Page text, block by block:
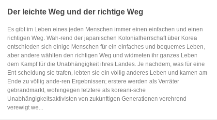
Der leichte Weg und der richtige Weg
Es gibt im Leben eines jeden Menschen immer einen einfachen und einen
richtigen Weg. Wäh-rend der japanischen Kolonialherrschaft über Korea
entschieden sich einige Menschen für ein einfaches und bequemes Leben,
aber andere wählten den richtigen Weg und widmeten ihr ganzes Leben
dem Kampf für die Unabhängigkeit ihres Landes. Je nachdem, was für eine
Ent-scheidung sie trafen, lebten sie ein völlig anderes Leben und kamen am
Ende zu völlig ande-ren Ergebnissen; erstere werden als Verräter
gebrandmarkt, wohingegen letztere als koreani-sche
Unabhängigkeitsaktivisten von zukünftigen Generationen verehrend
verewigt we...